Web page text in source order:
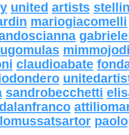
united artists
mariogiacomelli
ugomulas
claudioabate
sandrobecchetti